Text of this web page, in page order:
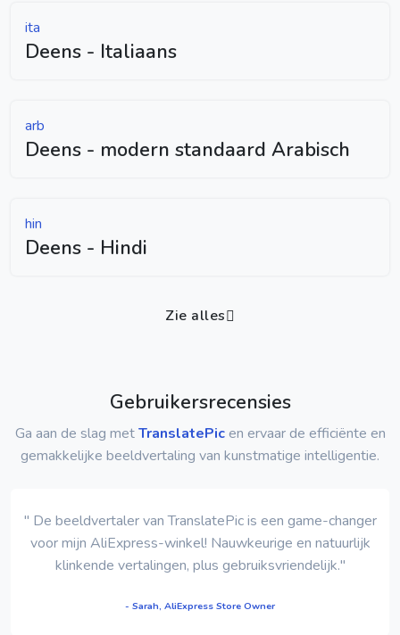
ita
Deens - Italiaans
arb
Deens - modern standaard Arabisch
hin
Deens - Hindi
Zie alles
Gebruikersrecensies
Ga aan de slag metTranslatePicen ervaar de efficiënte en
gemakkelijke beeldvertaling van kunstmatige intelligentie.
" De beeldvertaler van TranslatePic is een game-changer
voor mijn AliExpress-winkel! Nauwkeurige en natuurlijk
klinkende vertalingen, plus gebruiksvriendelijk."
- Sarah, AliExpress Store Owner